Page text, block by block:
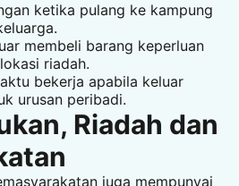
ketika pulang ke kampung
membeli barang keperluan
riadah.
bekerja apabila keluar
urusan peribadi.
Riadah dan
juga mempunyai